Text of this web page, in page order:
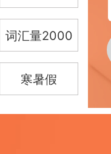
词汇量2000
寒暑假